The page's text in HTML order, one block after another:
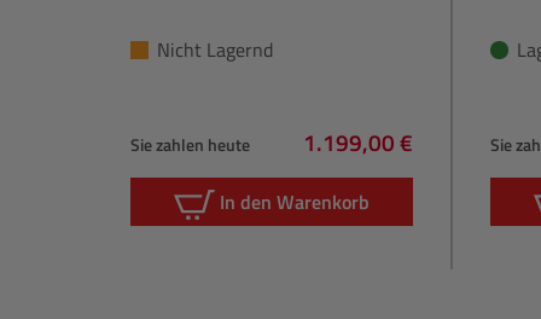
Nicht Lagernd
Sie zahlen heute
Regulärer Preis:
1.199,00 €
In den Warenkorb
Sie